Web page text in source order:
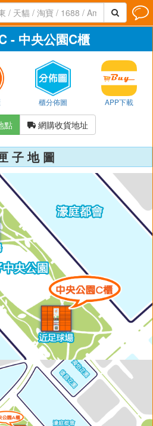
 
- 中央公園C櫃
櫃分佈圖 APP下載
點 網購收貨地址
子 地 圖